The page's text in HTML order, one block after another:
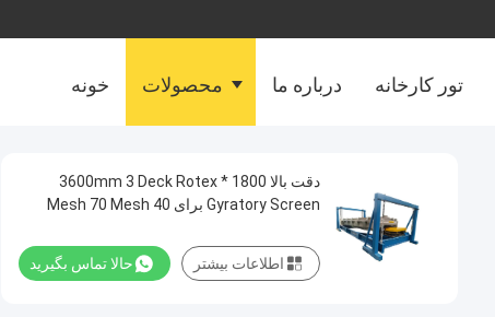
خونه محصولات درباره ما تور کارخانه
دقت بالا 1800 * 3600mm 3 Deck Rotex
Gyratory Screen برای 40 Mesh 70 Mesh
حالا تماس بگیرید اطلاعات بیشتر